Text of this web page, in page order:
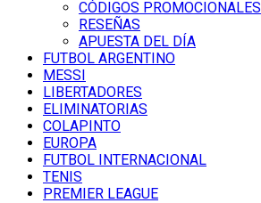
CÓDIGOS PROMOCIONALES
RESEÑAS
APUESTA DEL DÍA
FUTBOL ARGENTINO
MESSI
LIBERTADORES
ELIMINATORIAS
COLAPINTO
EUROPA
FUTBOL INTERNACIONAL
TENIS
PREMIER LEAGUE